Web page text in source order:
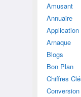
Amusant
Annuaire
Application
Arnaque
Blogs
Bon Plan
Chiffres